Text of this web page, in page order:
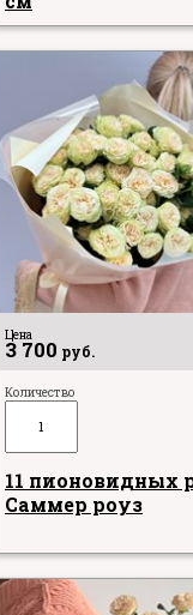
Цена
3 700 руб.
Количество
11 пионовидных
Саммер роуз